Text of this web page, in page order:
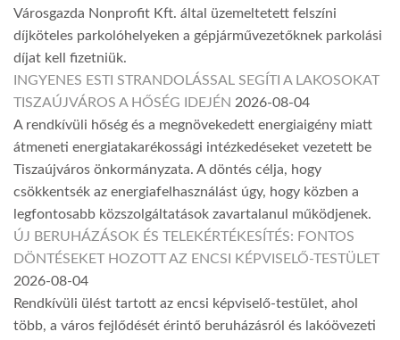
Városgazda Nonprofit Kft. által üzemeltetett felszíni
díjköteles parkolóhelyeken a gépjárművezetőknek parkolási
díjat kell fizetniük.
INGYENES ESTI STRANDOLÁSSAL SEGÍTI A LAKOSOKAT
TISZAÚJVÁROS A HŐSÉG IDEJÉN 2026-08-04
A rendkívüli hőség és a megnövekedett energiaigény miatt
átmeneti energiatakarékossági intézkedéseket vezetett be
Tiszaújváros önkormányzata. A döntés célja, hogy
csökkentsék az energiafelhasználást úgy, hogy közben a
legfontosabb közszolgáltatások zavartalanul működjenek.
ÚJ BERUHÁZÁSOK ÉS TELEKÉRTÉKESÍTÉS: FONTOS
DÖNTÉSEKET HOZOTT AZ ENCSI KÉPVISELŐ-TESTÜLET
2026-08-04
Rendkívüli ülést tartott az encsi képviselő-testület, ahol
több, a város fejlődését érintő beruházásról és lakóövezeti